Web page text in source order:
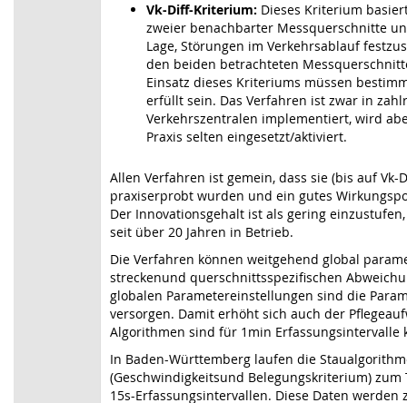
Vk-Diff-Kriterium: Dieses Kriterium
zweier benachbarter Messquerschnitte
Lage, Störungen im Verkehrsablauf
den beiden betrachteten
Einsatz dieses Kriteriums müssen
erfüllt sein. Das Verfahren ist zwar in
Verkehrszentralen implementiert, wird
Praxis selten eingesetzt/aktiviert.
Allen Verfahren ist gemein, dass sie (bis auf Vk-
praxiserprobt wurden und ein gutes
Der Innovationsgehalt ist als gering
seit über 20 Jahren in Betrieb.
Die Verfahren können weitgehend global
streckenund querschnittsspezifischen
globalen Parametereinstellungen sind die
versorgen. Damit erhöht sich auch der
Algorithmen sind für 1min Erfassungsintervalle
In Baden-Württemberg laufen die
(Geschwindigkeitsund Belegungskriterium) zum
15s-Erfassungsintervallen. Diese Daten werden